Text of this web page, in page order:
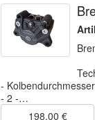
-
- 2 -…
198,00 €